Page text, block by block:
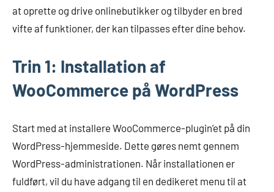
at oprette og drive onlinebutikker og tilbyder en bred
vifte af funktioner, der kan tilpasses efter dine behov.
Trin 1: Installation af
WooCommerce på WordPress
Start med at installere WooCommerce-plugin’et på din
WordPress-hjemmeside. Dette gøres nemt gennem
WordPress-administrationen. Når installationen er
fuldført, vil du have adgang til en dedikeret menu til at